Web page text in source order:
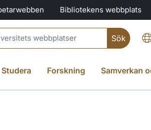
Bibliotekens webbplats
Studera Forskning Samverkan